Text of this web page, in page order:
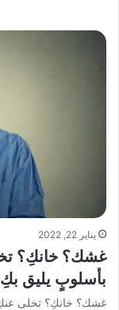
يناير 22, 2022
بأسلوبٍ يليق بكِ
غشك؟ خانكِ؟ تخلى